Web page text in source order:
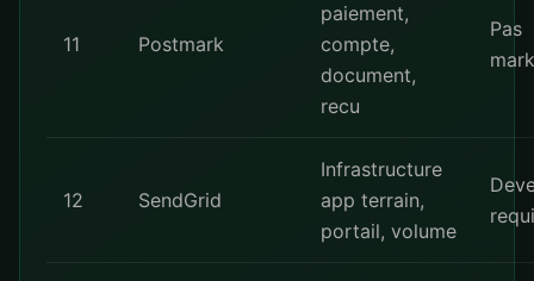
11 Postmark
paiement,
compte,
document,
recu
Pas
12 SendGrid
Infrastructure
app terrain,
portail, volume